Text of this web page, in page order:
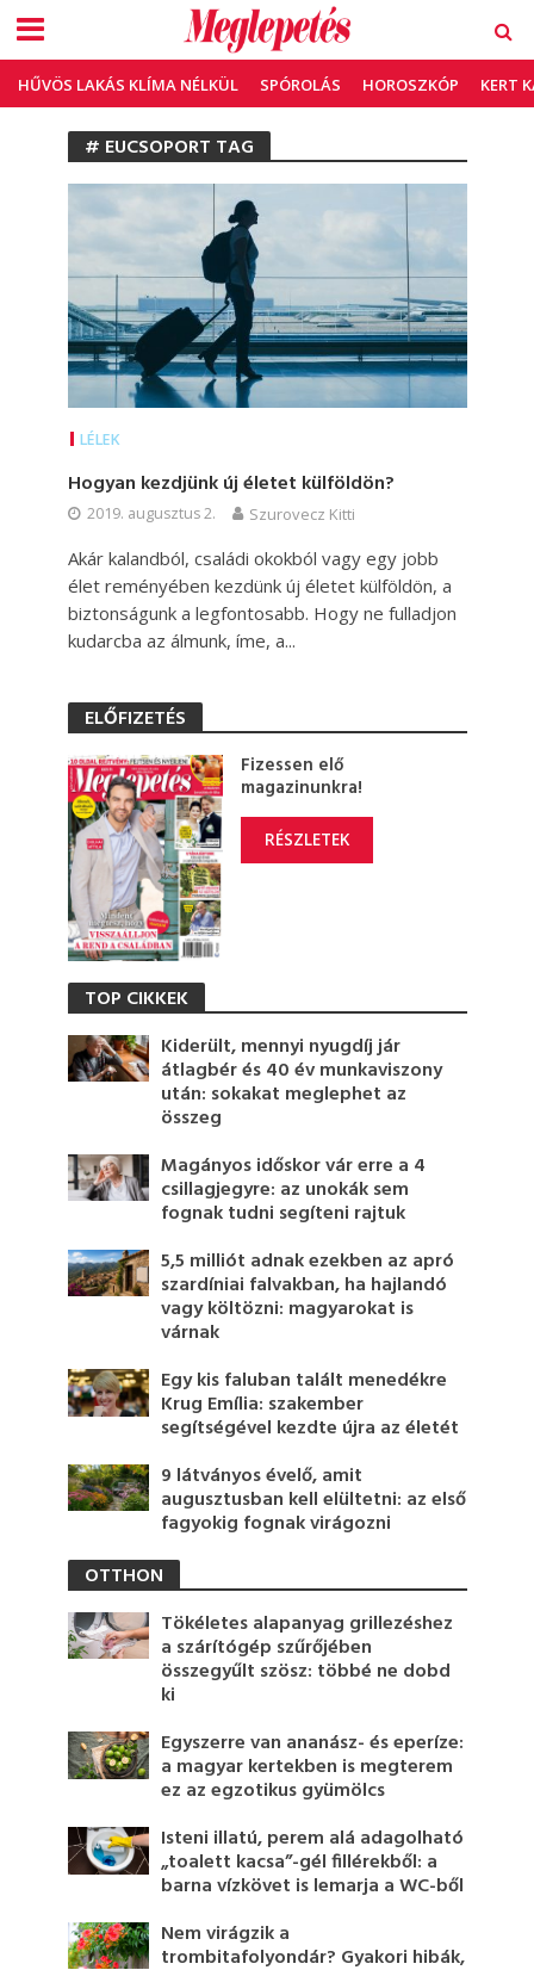
HŰVÖS LAKÁS KLÍMA NÉLKÜL SPÓROLÁS HOROSZKÓP KERT
# EUCSOPORT TAG
LÉLEK
Hogyan kezdjünk új életet külföldön?
2019. augusztus 2. Szurovecz Kitti
Akár kalandból, családi okokból vagy egy jobb
élet reményében kezdünk új életet külföldön, a
biztonságunk a legfontosabb. Hogy ne fulladjon
kudarcba az álmunk, íme, a...
ELŐFIZETÉS
Fizessen elő
magazinunkra!
RÉSZLETEK
TOP CIKKEK
Kiderült, mennyi nyugdíj jár
átlagbér és 40 év munkaviszony
után: sokakat meglephet az
összeg
Magányos időskor vár erre a 4
csillagjegyre: az unokák sem
fognak tudni segíteni rajtuk
5,5 milliót adnak ezekben az apró
szardíniai falvakban, ha hajlandó
vagy költözni: magyarokat is
várnak
Egy kis faluban talált menedékre
Krug Emília: szakember
segítségével kezdte újra az életét
9 látványos évelő, amit
augusztusban kell elültetni: az első
fagyokig fognak virágozni
OTTHON
Tökéletes alapanyag grillezéshez
a szárítógép szűrőjében
összegyűlt szösz: többé ne dobd
ki
Egyszerre van ananász- és eperíze:
a magyar kertekben is megterem
ez az egzotikus gyümölcs
Isteni illatú, perem alá adagolható
„toalett kacsa”-gél fillérekből: a
barna vízkövet is lemarja a WC-ből
Nem virágzik a
trombitafolyondár? Gyakori hibák,